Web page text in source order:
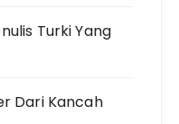
Turki Yang
Dari Kancah